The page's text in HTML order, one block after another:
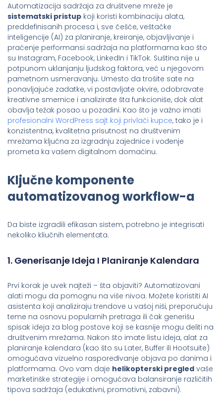
Automatizacija sadržaja za društvene mreže je
sistematski pristup koji koristi kombinaciju alata,
preddefinisanih procesa i, sve češće, veštačke
inteligencije (AI) za planiranje, kreiranje, objavljivanje i
praćenje performansi sadržaja na platformama kao što
su Instagram, Facebook, LinkedIn i TikTok. Suština nije u
potpunom uklanjanju ljudskog faktora, već u njegovom
pametnom usmeravanju. Umesto da trošite sate na
ponavljajuće zadatke, vi postavljate okvire, odobravate
kreativne smernice i analizirate šta funkcioniše, dok alat
obavlja težak posao u pozadini. Kao što je važno imati
profesionalni WordPress sajt koji privlači kupce, tako je i
konzistentna, kvalitetna prisutnost na društvenim
mrežama ključna za izgradnju zajednice i vođenje
prometa ka vašem digitalnom domaćinu.
Ključne komponente
automatizovanog workflow-a
Da biste izgradili efikasan sistem, potrebno je integrisati
nekoliko kliučnih elementata.
1. Generisanje Ideja I Planiranje Kalendara
Prvi korak je uvek najteži – šta objaviti? Automatizovani
alati mogu da pomognu na više nivoa. Možete koristiti AI
asistenta koji analiziraju trendove u vašoj niši, preporučuju
teme na osnovu popularnih pretraga ili čak generišu
spisak ideja za blog postove koji se kasnije mogu deliti na
društvenim mrežama. Nakon što imate listu ideja, alat za
planiranje kalendara (kao što su Later, Buffer ili Hootsuite)
omogućava vizuelno raspoređivanje objava po danima i
platformama. Ovo vam daje helikopterski pregled vaše
marketinške strategije i omogućava balansiranje različitih
tipova sadržaja (edukativni, promotivni, zabavni).